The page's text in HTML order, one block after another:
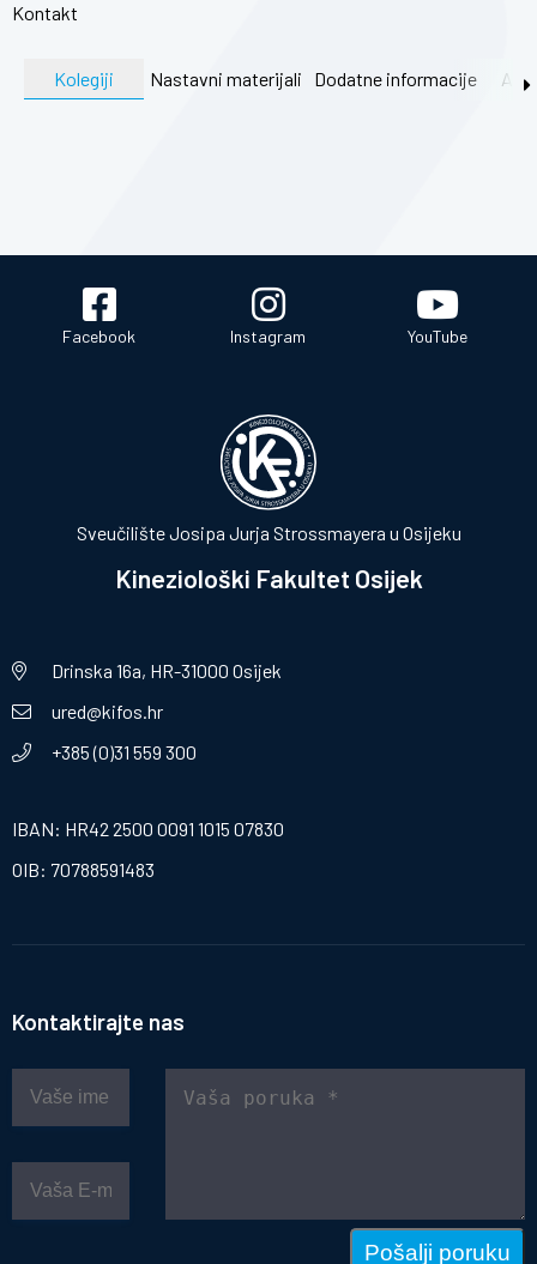
Kontakt
Kolegiji Nastavni materijali Dodatne informacije
Facebook Instagram YouTube
Sveučilište Josipa Jurja Strossmayera u Osijeku
Kineziološki Fakultet Osijek
Drinska 16a, HR-31000 Osijek
ured@kifos.hr
+385 (0)31 559 300
IBAN: HR42 2500 0091 1015 07830
OIB: 70788591483
Kontaktirajte nas
Pošalji poruku